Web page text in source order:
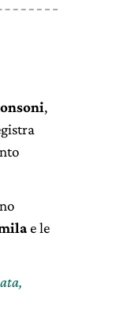
,
e le